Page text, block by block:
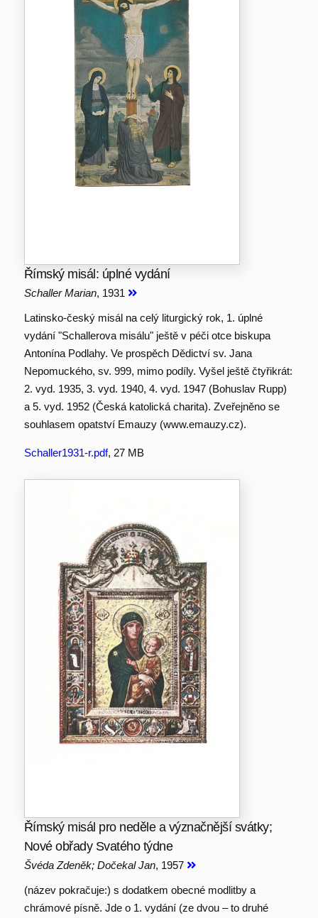
Římský misál: úplné vydání
Schaller Marian, 1931
Latinsko-český misál na celý liturgický rok, 1. úplné
vydání "Schallerova misálu" ještě v péči otce biskupa
Antonína Podlahy. Ve prospěch Dědictví sv. Jana
Nepomuckého, sv. 999, mimo podíly. Vyšel ještě čtyřikrát:
2. vyd. 1935, 3. vyd. 1940, 4. vyd. 1947 (Bohuslav Rupp)
a 5. vyd. 1952 (Česká katolická charita). Zveřejněno se
souhlasem opatství Emauzy (www.emauzy.cz).
Schaller1931-r.pdf, 27 MB
Římský misál pro neděle a význačnější svátky;
Nové obřady Svatého týdne
Švéda Zdeněk; Dočekal Jan, 1957
(název pokračuje:) s dodatkem obecné modlitby a
chrámové písně. Jde o 1. vydání (ze dvou – to druhé